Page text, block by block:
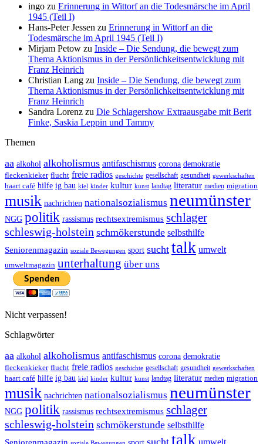
ingo zu Erinnerung in Wittorf an die Todesmärsche im April
1945 (Teil I)
Hans-Peter Jessen zu Erinnerung in Wittorf an die
Todesmärsche im April 1945 (Teil I)
Mirjam Petow zu Inside – Die Sendung, die bewegt zum
Thema Aktionismus in der Persönlichkeitsentwicklung mit
Franz Heinrich
Christian Lang zu Inside – Die Sendung, die bewegt zum
Thema Aktionismus in der Persönlichkeitsentwicklung mit
Franz Heinrich
Sandra Lorenz zu Die Schlagershow Extraausgabe mit Berit
Finke, Saskia Leppin und Tammy
Themen
aa alkohol alkoholismus antifaschismus corona demokratie
fleckenkieker flucht freie radios geschichte gesellschaft gesundheit gewerkschaften
haart café hilfe ig bau kiel kinder kultur kunst landtag literatur medien migration
musik nachrichten nationalsozialismus neumünster
NGG politik rassismus rechtsextremismus schlager
schleswig-holstein schmökerstunde selbsthilfe
Seniorenmagazin soziale Bewegungen sport sucht talk umwelt
umweltmagazin unterhaltung über uns
Nicht verpassen!
Schlagwörter
aa alkohol alkoholismus antifaschismus corona demokratie
fleckenkieker flucht freie radios geschichte gesellschaft gesundheit gewerkschaften
haart café hilfe ig bau kiel kinder kultur kunst landtag literatur medien migration
musik nachrichten nationalsozialismus neumünster
NGG politik rassismus rechtsextremismus schlager
schleswig-holstein schmökerstunde selbsthilfe
sucht talk umwelt